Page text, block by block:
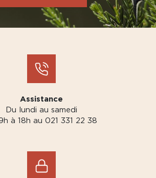
Assistance
Du lundi au samedi
à 18h au 021 331 22 38